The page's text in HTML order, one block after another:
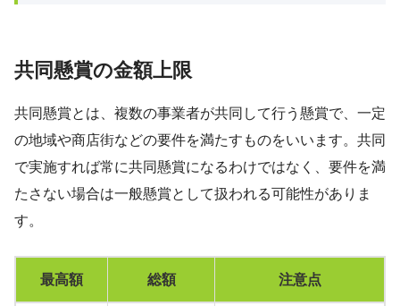
共同懸賞の金額上限
共同懸賞とは、複数の事業者が共同して行う懸賞で、一定
の地域や商店街などの要件を満たすものをいいます。共同
で実施すれば常に共同懸賞になるわけではなく、要件を満
たさない場合は一般懸賞として扱われる可能性がありま
す。
最高額 総額 注意点